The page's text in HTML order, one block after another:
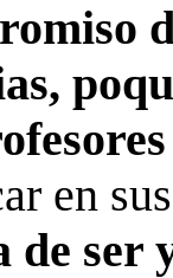
en
de ser